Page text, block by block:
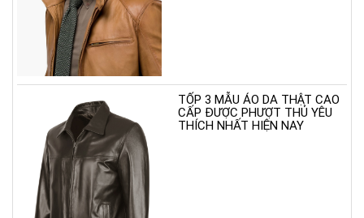
TỐP 3 MẪU ÁO DA THẬT CAO
CẤP ĐƯỢC PHƯỢT THỦ YÊU
THÍCH NHẤT HIỆN NAY